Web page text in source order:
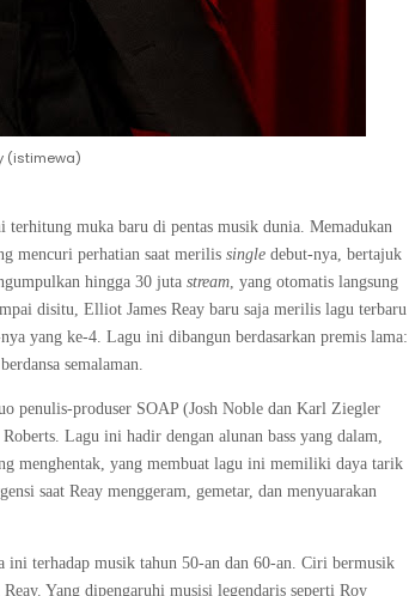
(istimewa)
terhitung muka baru di pentas musik dunia. Memadukan
mencuri perhatian saat merilis single debut-nya, bertajuk
hingga 30 juta stream, yang otomatis langsung
disitu, Elliot James Reay baru saja merilis lagu terbaru
yang ke-4. Lagu ini dibangun berdasarkan premis lama:
semalaman.
penulis-produser SOAP (Josh Noble dan Karl Ziegler
Lagu ini hadir dengan alunan bass yang dalam,
menghentak, yang membuat lagu ini memiliki daya tarik
saat Reay menggeram, gemetar, dan menyuarakan
terhadap musik tahun 50-an dan 60-an. Ciri bermusik
Yang dipengaruhi musisi legendaris seperti Roy